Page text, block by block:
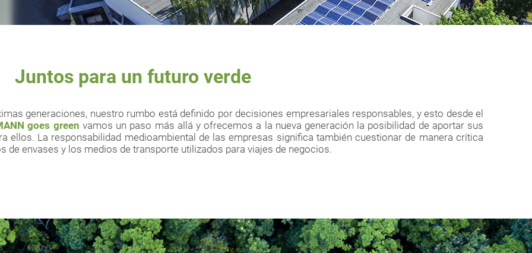
Juntos para un futuro verde
generaciones, nuestro rumbo está definido por decisiones empresariales responsables, y esto desde el
goes green vamos un paso más allá y ofrecemos a la nueva generación la posibilidad de aportar sus
ellos. La responsabilidad medioambiental de las empresas significa también cuestionar de manera crítica
envases y los medios de transporte utilizados para viajes de negocios.